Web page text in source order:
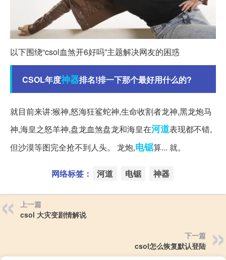
以下围绕“csol血煞开6好吗”主题解决网友的困惑
CSOL年度神器排名!排一下那个最好用什么的?
就目前来讲:猴神,怒海狂鲨蛇神,生命收割者龙神,黑龙炮马
神,海皇之怒羊神,盘龙血煞盘龙和海皇在河道表现都不错,
但沙漠等图完全抢不到人头。 龙炮,电锯算... 就。
网络标签： 河道 电锯 神器
上一篇
csol 大灾变剧情解说
下一篇
csol怎么恢复默认登陆